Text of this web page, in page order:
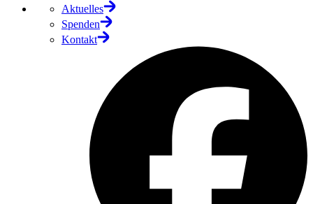
Aktuelles
Spenden
Kontakt